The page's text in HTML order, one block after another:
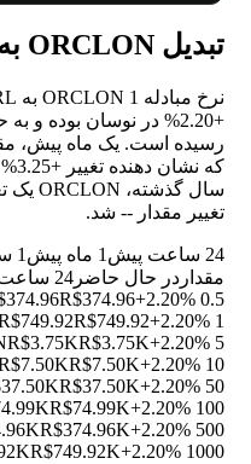
تبدیل ORCLON به BRL جدول نرخ ارز
نرخ مبادله 1 ORCLON به BRL در 24 ساعت گذشته به میزان
+2.20%
که نشان دهنده تغییر +3.25%
سال گذشته، ORCLON یک تغییر
تغییر مقدار -- شد.
24 ساعت پیش 1 ماه پیش
1 سال پیش
مقدار در حال حاضر 24 ساعت پیش
0.5 ORCLON
R$374.96+2.20%
1 ORCLON
R$749.92+2.20%
5 ORCLON
R$3.75KR$3.75K+2.20%
10 ORCLON
R$7.50K+2.20%
50 ORCLON
R$37.50K+2.20%
100 ORCLON
R$74.99K+2.20%
500 ORCLON
R$374.96K+2.20%
1000 ORCLON
R$749.92K+2.20%